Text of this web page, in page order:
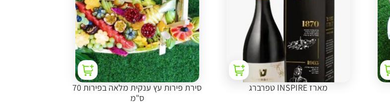
מארז INSPIRE טפרברג
סירת פירות עץ ענקית מלאה בפירות 70
ס"מ